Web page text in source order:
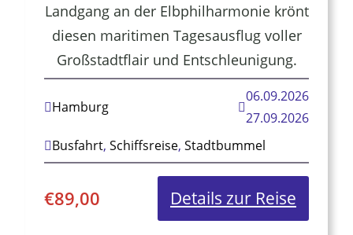
Landgang an der Elbphilharmonie krönt
diesen maritimen Tagesausflug voller
Großstadtflair und Entschleunigung.
Hamburg
06.09.2026
27.09.2026
Busfahrt, Schiffsreise, Stadtbummel
€89,00 Details zur Reise
Mit